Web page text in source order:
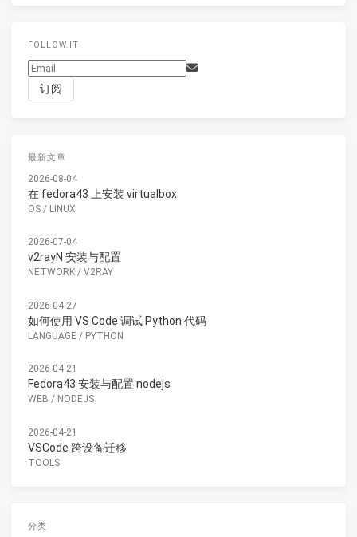
FOLLOW.IT
最新文章
2026-08-04
在 fedora43 上安装 virtualbox
OS / LINUX
2026-07-04
v2rayN 安装与配置
NETWORK / V2RAY
2026-04-27
如何使用 VS Code 调试 Python 代码
LANGUAGE / PYTHON
2026-04-21
Fedora43 安装与配置 nodejs
WEB / NODEJS
2026-04-21
VSCode 跨设备迁移
TOOLS
分类